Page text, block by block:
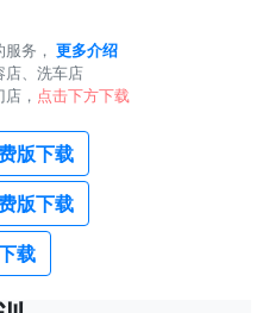
务， 更多介绍
店、洗车店
， 点击下方下载
版下载
版下载
载